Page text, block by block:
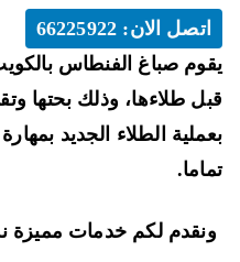
اتصل الان: 66225922
صباغ الفنطاس بالكويت
طلاءها، وذلك بحتها
الطلاء الجديد بمهارة
لكم خدمات مميزة نذكر